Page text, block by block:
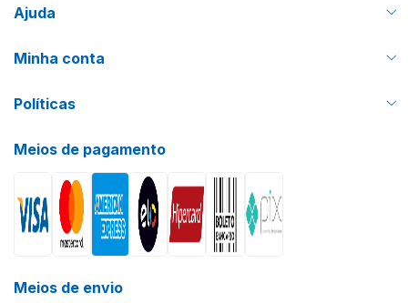
Ajuda
Minha conta
Políticas
Meios de pagamento
Meios de envio